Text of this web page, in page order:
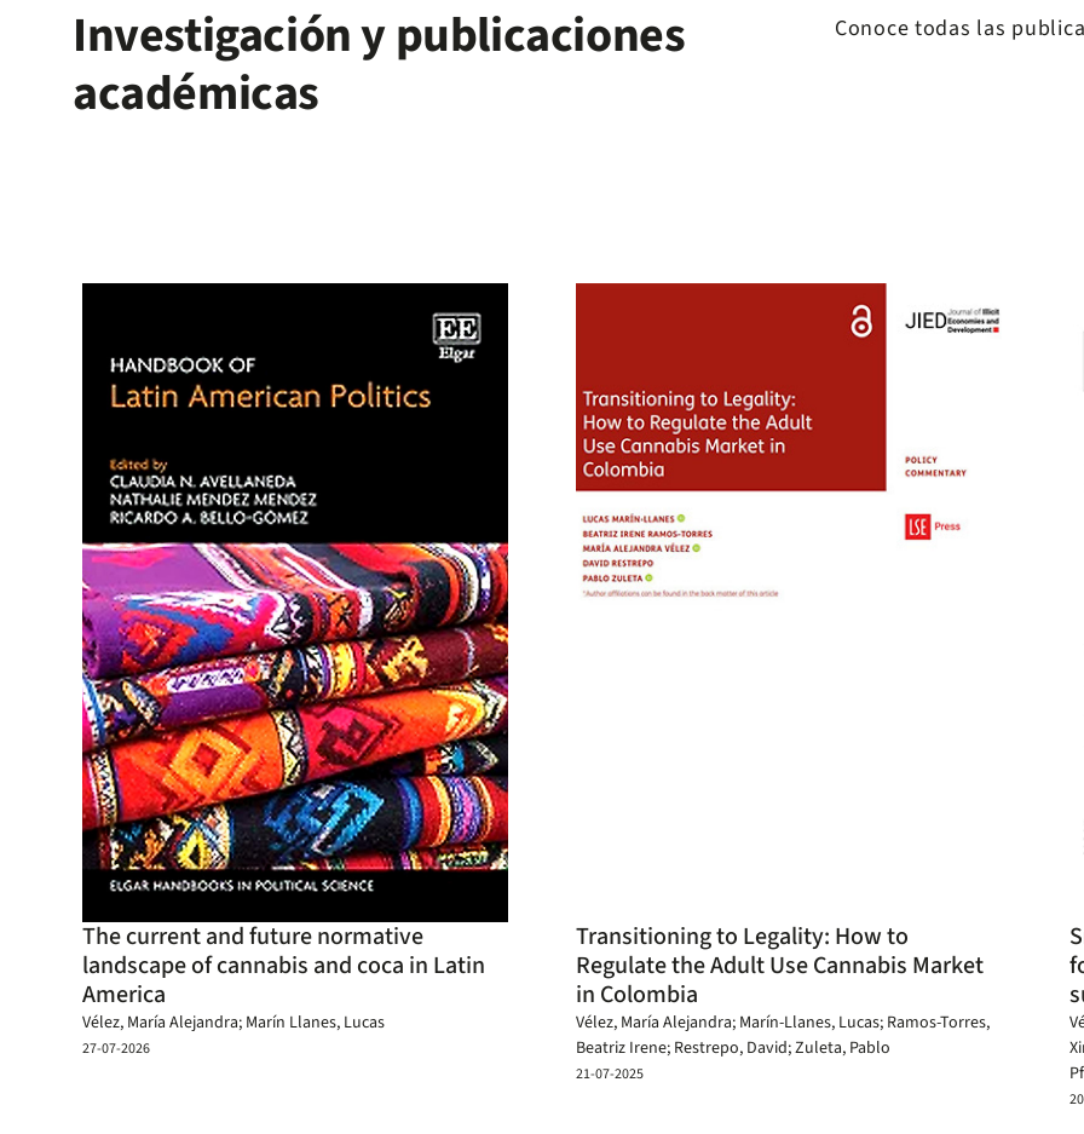
Investigación y publicaciones
académicas
Conoce todas las
The current and future normative
landscape of cannabis and coca in Latin
America
Vélez, María Alejandra; Marín Llanes, Lucas
27-07-2026
Transitioning to Legality: How to
Regulate the Adult Use Cannabis Market
in Colombia
Vélez, María Alejandra; Marín-Llanes, Lucas; Ramos-Torres,
Beatriz Irene; Restrepo, David; Zuleta, Pablo
21-07-2025